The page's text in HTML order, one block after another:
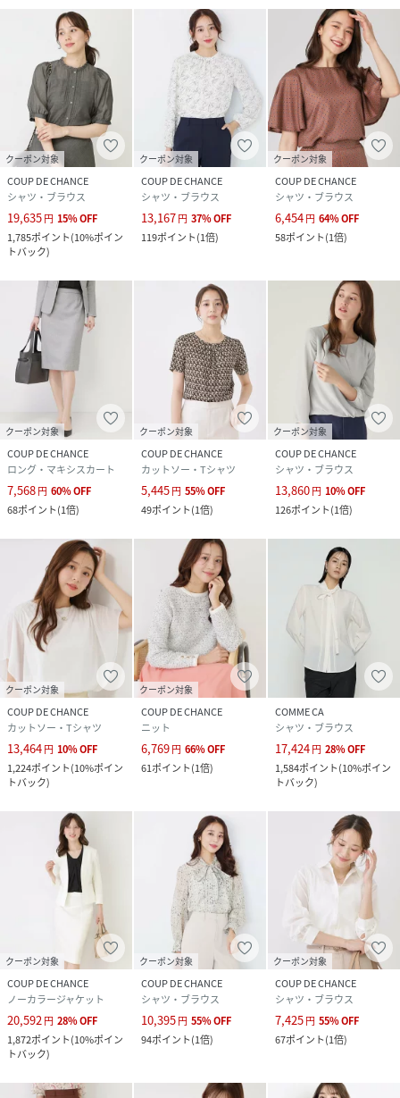
クーポン対象
COUP DE CHANCE
シャツ・ブラウス
19,635円 15%OFF
1,785ポイント(10%ポイン
トバック)
クーポン対象
COUP DE CHANCE
シャツ・ブラウス
13,167円 37%OFF
119ポイント(1倍)
クーポン対象
COUP DE CHANCE
シャツ・ブラウス
6,454円 64%OFF
58ポイント(1倍)
クーポン対象
COUP DE CHANCE
ロング・マキシスカート
7,568円 60%OFF
68ポイント(1倍)
クーポン対象
COUP DE CHANCE
カットソー・Tシャツ
5,445円 55%OFF
49ポイント(1倍)
クーポン対象
COUP DE CHANCE
シャツ・ブラウス
13,860円 10%OFF
126ポイント(1倍)
クーポン対象
COUP DE CHANCE
カットソー・Tシャツ
13,464円 10%OFF
1,224ポイント(10%ポイン
トバック)
クーポン対象
COUP DE CHANCE
ニット
6,769円 66%OFF
61ポイント(1倍)
COMME CA
シャツ・ブラウス
17,424円 28%OFF
1,584ポイント(10%ポイン
トバック)
クーポン対象
COUP DE CHANCE
ノーカラージャケット
20,592円 28%OFF
1,872ポイント(10%ポイン
トバック)
クーポン対象
COUP DE CHANCE
シャツ・ブラウス
10,395円 55%OFF
94ポイント(1倍)
クーポン対象
COUP DE CHANCE
シャツ・ブラウス
7,425円 55%OFF
67ポイント(1倍)